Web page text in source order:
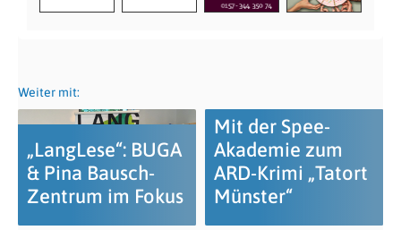
Weiter mit:
„LangLese“: BUGA
& Pina Bausch-
Zentrum im Fokus
Mit der Spee-
Akademie zum
ARD-Krimi „Tatort
Münster“